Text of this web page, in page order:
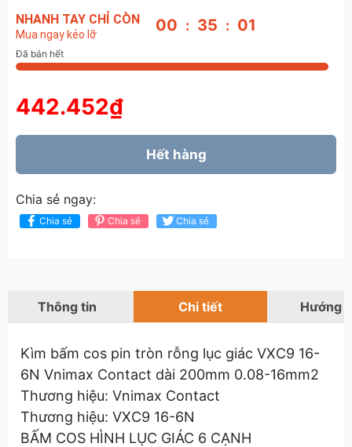
NHANH TAY CHỈ CÒN
Mua ngay kẻo lỡ 00 : 34 : 59
Đã bán hết
442.452₫
Hết hàng
Chia sẻ ngay:
Chia sẻ Chia sẻ Chia sẻ
Thông tin Chi tiết Hướng
Kìm bấm cos pin tròn rỗng lục giác VXC9 16-
6N Vnimax Contact dài 200mm 0.08-16mm2
Thương hiệu: Vnimax Contact
Thương hiệu: VXC9 16-6N
BẤM COS HÌNH LỤC GIÁC 6 CẠNH